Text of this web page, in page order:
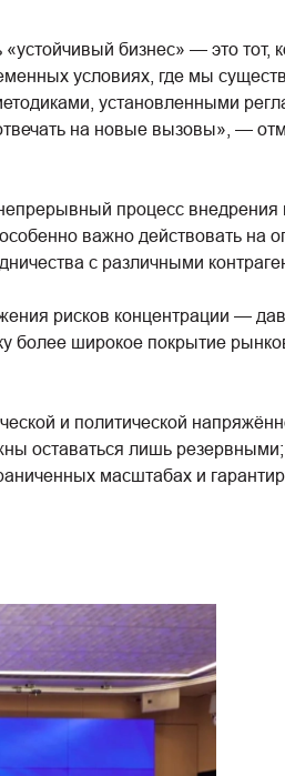
бизнес» — это тот,
условиях, где мы
установленными
на новые вызовы», —
процесс внедрения
важно действовать на
с различными
рисков концентрации —
более широкое покрытие
и политической
оставаться лишь
масштабах и